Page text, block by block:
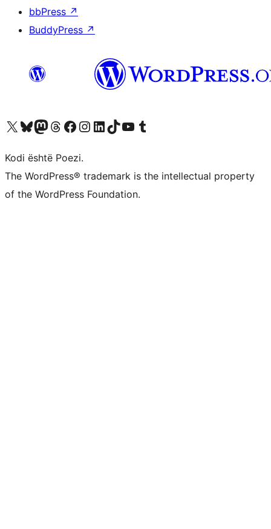
bbPress ↗
BuddyPress ↗
Vizitoni llogarinë tonë X (ish Twitter)
Vizitoni llogarinë tonë Bluesky
Vizitoni llogarinë tonë Mastodon
Vizitoni llogarinë tonë Threads
Vizitoni faqen tonë në Facebook
Vizitoni llogarinë tonë Instagram
Vizitoni llogarinë tonë LinkedIn
Vizitoni llogarinë tonë TikTok
Vizitoni kanalin tonë YouTube
Vizitoni llogarinë tonë Tumblr
Kodi është Poezi.
The WordPress® trademark is the intellectual property
of the WordPress Foundation.